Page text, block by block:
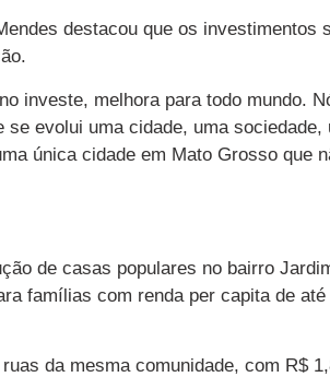
destacou que os investimentos
investe, melhora para todo mundo.
evolui uma cidade, uma sociedade,
única cidade em Mato Grosso que
de casas populares no bairro
famílias com renda per capita de
da mesma comunidade, com R$